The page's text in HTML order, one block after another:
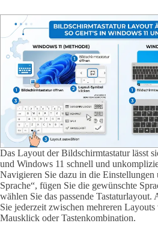
Das Layout der Bildschirmtastatur lässt
und Windows 11 schnell und
Navigieren Sie dazu in die Einstellungen
Sprache“, fügen Sie die gewünschte
wählen Sie das passende Tastaturlayout.
Sie jederzeit zwischen mehreren
Mausklick oder Tastenkombination.